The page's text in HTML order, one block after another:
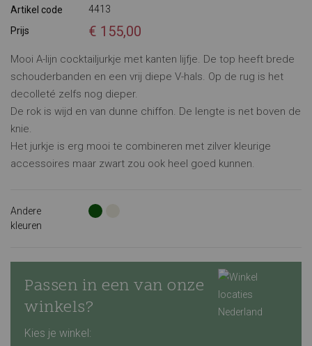
Artikel code
4413
Prijs
€ 155,00
Mooi A-lijn cocktailjurkje met kanten lijfje. De top heeft brede
schouderbanden en een vrij diepe V-hals. Op de rug is het
decolleté zelfs nog dieper.
De rok is wijd en van dunne chiffon. De lengte is net boven de
knie.
Het jurkje is erg mooi te combineren met zilver kleurige
accessoires maar zwart zou ook heel goed kunnen.
Andere
kleuren
Passen in een van onze
winkels?
Kies je winkel: